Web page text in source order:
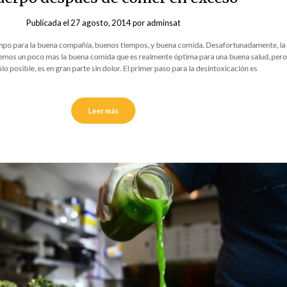
Publicada el27 agosto, 2014poradminsat
para la buena compañía, buenos tiempos, y buena comida. Desafortunadamente, la
un poco mas la buena comida que es realmente óptima para una buena salud, pero
posible, es en gran parte sin dolor. El primer paso para la desintoxicación es
Leer más